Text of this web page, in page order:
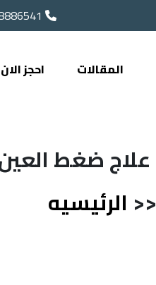
المقالات احجز الان
<< الرئيسيه